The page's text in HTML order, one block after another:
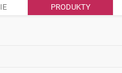
PRODUKTY